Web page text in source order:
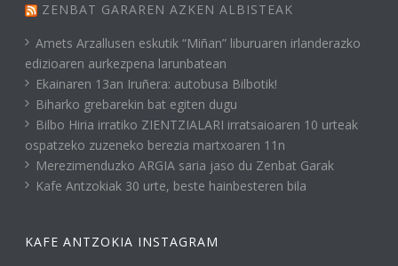
ZENBAT GARAREN AZKEN ALBISTEAK
Amets Arzallusen eskutik “Miñan” liburuaren irlanderazko
edizioaren aurkezpena larunbatean
Ekainaren 13an Iruñera: autobusa Bilbotik!
Biharko grebarekin bat egiten dugu
Bilbo Hiria irratiko ZIENTZIALARI irratsaioaren 10 urteak
ospatzeko zuzeneko berezia martxoaren 11n
Merezimenduzko ARGIA saria jaso du Zenbat Garak
Kafe Antzokiak 30 urte, beste hainbesteren bila
KAFE ANTZOKIA INSTAGRAM